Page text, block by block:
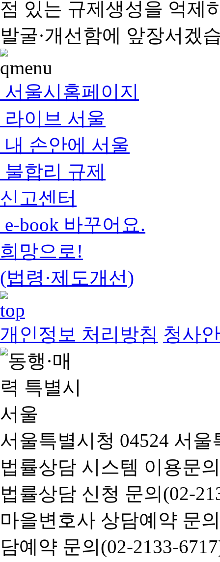
점 있는 규제생성을 억제
발굴·개선함에 앞장서겠
서울시홈페이지
라이브 서울
내 손안에 서울
불합리 규제
신고센터
e-book 바꾸어요.
희망으로!
(법령·제도개선)
개인정보 처리방침 청사
서울특별시청 04524 서
법률상담 시스템 이용문
법률상담 신청 문의(02-
마을변호사 상담예약 문
담예약 문의(02-2133-